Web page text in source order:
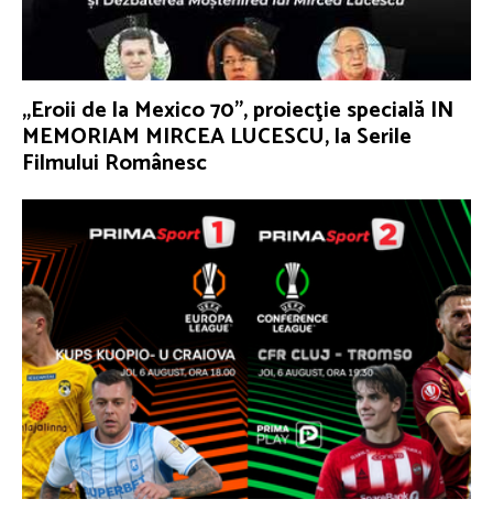
„Eroii de la Mexico 70”, proiecţie specială IN
MEMORIAM MIRCEA LUCESCU, la Serile
Filmului Românesc